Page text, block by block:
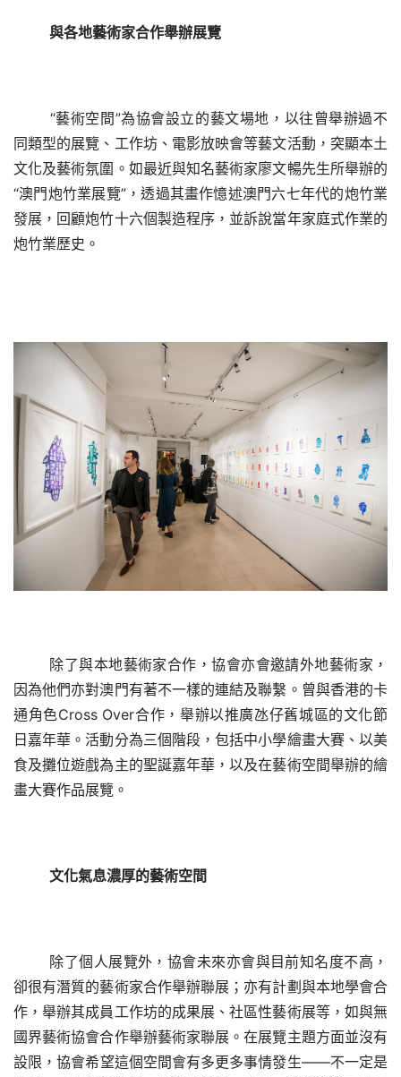
與各地藝術家合作舉辦展覽
“藝術空間”為協會設立的藝文場地，以往曾舉辦過不
同類型的展覽、工作坊、電影放映會等藝文活動，突顯本土
文化及藝術氛圍。如最近與知名藝術家廖文暢先生所舉辦的
“澳門炮竹業展覽”，透過其畫作憶述澳門六七年代的炮竹業
發展，回顧炮竹十六個製造程序，並訴說當年家庭式作業的
炮竹業歷史。
除了與本地藝術家合作，協會亦會邀請外地藝術家，
因為他們亦對澳門有著不一樣的連結及聯繫。 曾與香港的卡
通角色Cross Over合作，舉辦以推廣氹仔舊城區的文化節
日嘉年華。活動分為三個階段，包括中小學繪畫大賽、以美
食及攤位遊戲為主的聖誕嘉年華，以及在藝術空間舉辦的繪
畫大賽作品展覽。
文化氣息濃厚的藝術空間
除了個人展覽外，協會未來亦會與目前知名度不高，
卻很有潛質的藝術家合作舉辦聯展；亦有計劃與本地學會合
作，舉辦其成員工作坊的成果展、社區性藝術展等，如與無
國界藝術協會合作舉辦藝術家聯展。在展覽主題方面並沒有
設限，協會希望這個空間會有多更多事情發生——不一定是